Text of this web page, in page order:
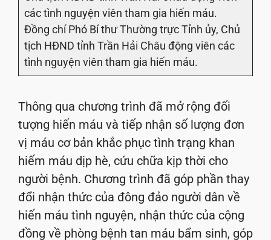
Đồng chí Phó Bí thư Thường trực Tỉnh ủy, Chủ
tịch HĐND tỉnh Trần Hải Châu động viên các
tình nguyện viên tham gia hiến máu.
Thông qua chương trình đã mở rộng đối
tượng hiến máu và tiếp nhận số lượng đơn
vị máu cơ bản khắc phục tình trạng khan
hiếm máu dịp hè, cứu chữa kịp thời cho
người bệnh. Chương trình đã góp phần thay
đổi nhận thức của đông đảo người dân về
hiến máu tình nguyện, nhận thức của cộng
đồng về phòng bệnh tan máu bẩm sinh, góp